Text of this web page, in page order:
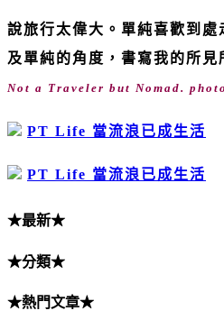
說旅行太偉大。單純喜歡到
及單純的角度，書寫我的所見
Not a Traveler but Nomad.
PT Life 當流浪已成生活
PT Life 當流浪已成生活
★最新★
★分類★
★熱門文章★